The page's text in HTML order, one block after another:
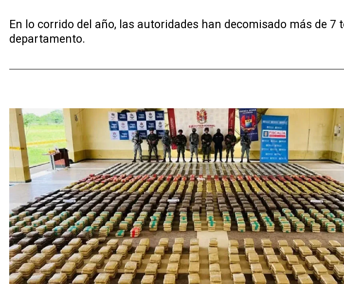
En lo corrido del año, las autoridades han decomisado más de
departamento.